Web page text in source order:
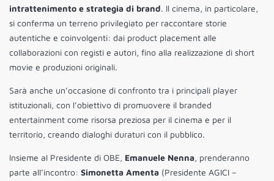
intrattenimento e strategia di brand. Il cinema, in particolare,
si conferma un terreno privilegiato per raccontare storie
autentiche e coinvolgenti: dai product placement alle
collaborazioni con registi e autori, fino alla realizzazione di short
movie e produzioni originali.
Sarà anche un’occasione di confronto tra i principali player
istituzionali, con l’obiettivo di promuovere il branded
entertainment come risorsa preziosa per il cinema e per il
territorio, creando dialoghi duraturi con il pubblico.
Insieme al Presidente di OBE, Emanuele Nenna, prenderanno
parte all’incontro: Simonetta Amenta (Presidente AGICI –